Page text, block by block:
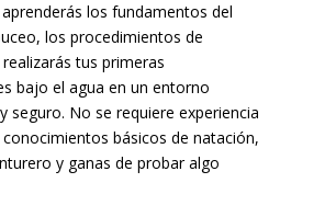
los fundamentos del
los procedimientos de
tus primeras
bajo el agua en un entorno
seguro. No se requiere experiencia
básicos de natación,
y ganas de probar algo